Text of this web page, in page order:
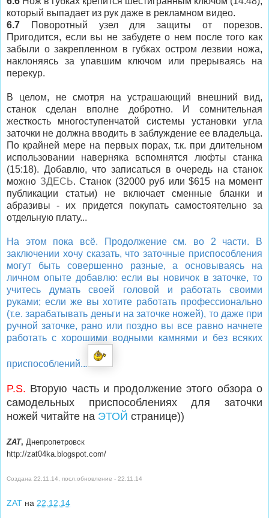
который выпадает из рук даже в рекламном видео.
6.7 Поворотный узел для защиты от порезов.
Пригодится, если вы не забудете о нем после того как
забыли о закрепленном в губках остром лезвии ножа,
наклоняясь за упавшим ключом или прерываясь на
перекур.
В целом, не смотря на устрашающий внешний вид,
станок сделан вполне добротно. И сомнительная
жесткость многоступенчатой системы установки угла
заточки не должна вводить в заблуждение ее владельца.
По крайней мере на первых порах, т.к. при длительном
использовании наверняка вспомнятся люфты станка
(15:18). Добавлю, что записаться в очередь на станок
можно ЗДЕСЬ. Станок (32000 руб или $615 на момент
публикации статьи) не включает сменные бланки и
абразивы - их придется покупать самостоятельно за
отдельную плату...
На этом пока всё. Продолжение см. во 2 части. В
заключении хочу сказать, что заточные приспособления
могут быть совершенно разные, а основываясь на
личном опыте добавлю: если вы новичок в заточке, то
учитесь думать своей головой и работать своими
руками; если же вы хотите работать профессионально
(т.е. зарабатывать деньги на заточке ножей), то даже при
ручной заточке, рано или поздно вы все равно начнете
работать с хорошими водными камнями и без всяких
приспособлений...
P.S. Вторую часть и продолжение этого обзора о
самодельных приспособлениях для заточки
ножей читайте на ЭТОЙ странице))
ZAT, Днепропетровск
http://zat04ka.blogspot.com/
Создана 22.11.14, посл.обновление - 22.11.14
ZAT на 22.12.14